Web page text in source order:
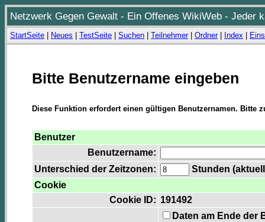
Netzwerk Gegen Gewalt - Ein Offenes WikiWeb - Jeder
StartSeite Neues TestSeite Suchen Teilnehmer| Ordner| Index
Bitte Benutzername eingeben
Diese Funktion erfordert einen gültigen Benutzernamen. Bitte
Benutzer
Benutzername:
Unterschied der Zeitzonen:
Stunden
Cookie
Cookie ID: 191492
Daten am Ende der